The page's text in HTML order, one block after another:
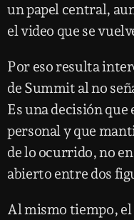
un papel central,
el video que se
Por eso resulta
de Summit al no
Es una decisión
personal y que
de lo ocurrido, no
abierto entre dos
Al mismo tiempo,